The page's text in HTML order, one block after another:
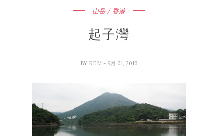
山岳 / 香港
起子灣
BY REM - 9月 01, 2016